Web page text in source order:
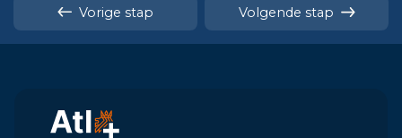
Vorige stap Volgende stap